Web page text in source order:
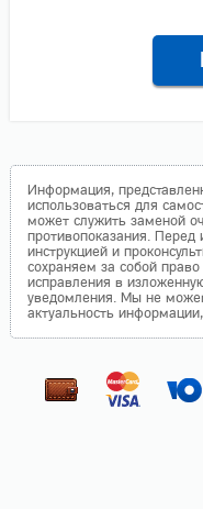
Информация,
использоваться для
может служить заменой
противопоказания. Перед
инструкцией и
сохраняем за собой
исправления в
уведомления. Мы не
актуальность